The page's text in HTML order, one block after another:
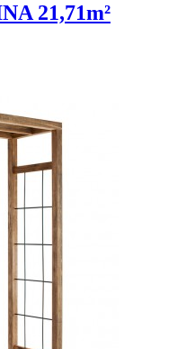
21,71m²